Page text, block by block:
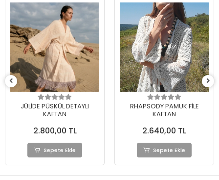
RHAPSODY PAMUK FİLE
KAFTAN
2.640,00 TL
Sepete Ekle
AKANA PAMUK ŞİLE BEZİ
DANTELLİ BOHO KAFTAN
2.780,00 TL
Sepete Ekle